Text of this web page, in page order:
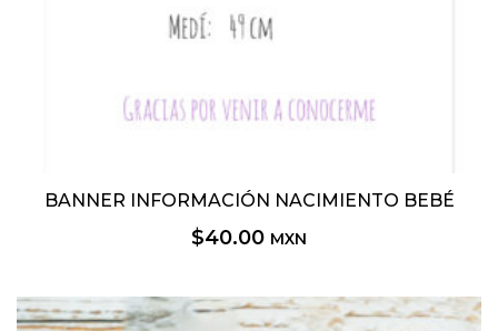
BANNER INFORMACIÓN NACIMIENTO BEBÉ
$40.00 MXN